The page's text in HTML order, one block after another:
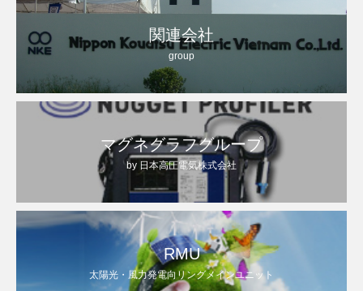
関連会社
group
マグネグラフグループ
by 日本高圧電気株式会社
RMU
太陽光・風力発電向リングメインユニット